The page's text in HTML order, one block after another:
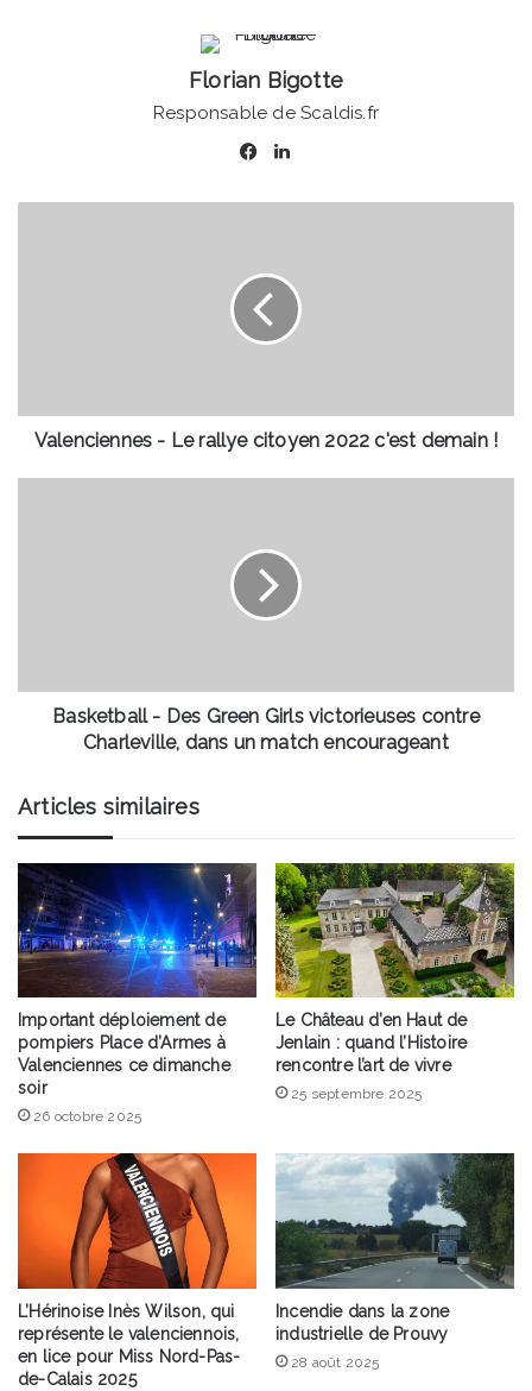
Florian Bigotte
Responsable de Scaldis.fr
Facebook
!
Valenciennes - Le rallye citoyen 2022 c'est demain !
dans
Basketball - Des Green Girls victorieuses contre
Charleville, dans un match encourageant
Articles similaires
Important déploiement de
pompiers Place d’Armes à
Valenciennes ce dimanche
soir
26 octobre 2025
Le Château d’en Haut de
Jenlain : quand l’Histoire
rencontre l’art de vivre
25 septembre 2025
L’Hérinoise Inès Wilson, qui
représente le valenciennois,
en lice pour Miss Nord-Pas-
de-Calais 2025
Incendie dans la zone
industrielle de Prouvy
28 août 2025